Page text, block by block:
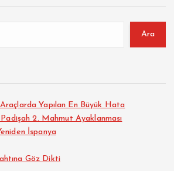
Ara
Yapılan En Büyük Hata
2. Mahmut Ayaklanması
İspanya
Göz Dikti